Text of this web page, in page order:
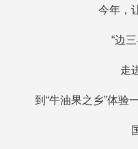
今年，
“边
走
到“牛油果之乡”体验